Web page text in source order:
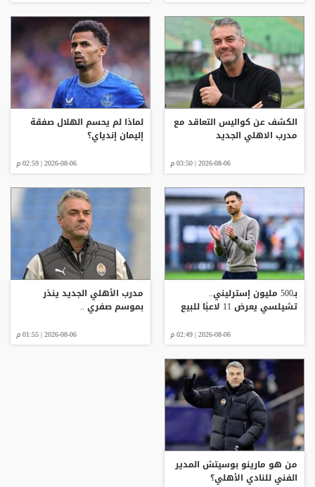
الكشف عن كواليس التعاقد مع
مدرب الاهلي الجديد
2026-08-06 | 03:50 م
لماذا لم يحسم الهلال صفقة
إليمان إندياي؟
2026-08-06 | 02:59 م
بـ500 مليون إسترليني..
تشيلسي يعرض 11 لاعبًا للبيع
2026-08-06 | 02:49 م
مدرب الأهلي الجديد ينذر
بموسم صفري ..
2026-08-06 | 01:55 م
من هو مارينو بوسيتش المدير
الفني للنادي الأهلي؟